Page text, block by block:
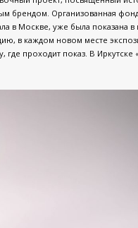
брендом. Организованная
в Москве, уже была показана
в каждом новом месте
где проходит показ. В Иркутске